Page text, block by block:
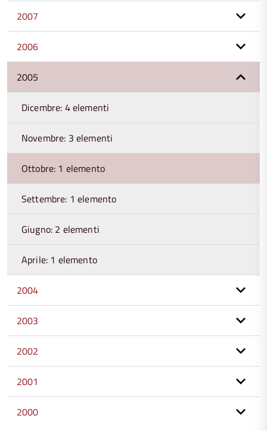
2007
2006
2005
Dicembre: 4 elementi
Novembre: 3 elementi
Ottobre: 1 elemento
Settembre: 1 elemento
Giugno: 2 elementi
Aprile: 1 elemento
2004
2003
2002
2001
2000